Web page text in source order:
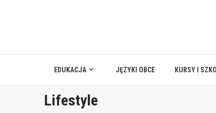
EDUKACJA JĘZYKI OBCE KURSY I
Lifestyle